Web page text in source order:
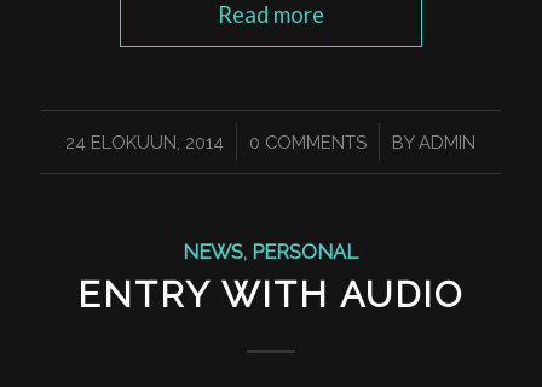
Read more
24 ELOKUUN, 2014
/ 0 COMMENTS
/ BYADMIN
NEWS, PERSONAL
ENTRY WITH AUDIO